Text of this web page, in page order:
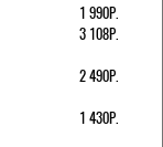
1 990Р.
3 108Р.
2 490Р.
1 430Р.